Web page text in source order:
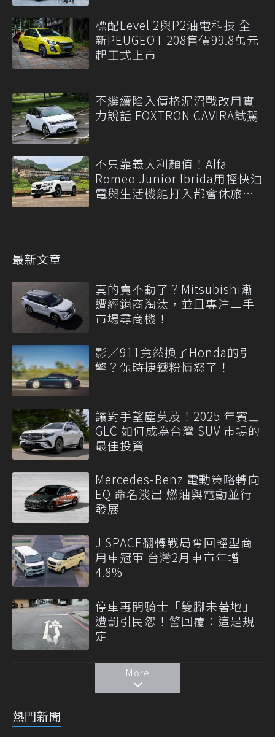
標配Level 2與P2油電科技 全
新PEUGEOT 208售價99.8萬元
起正式上市
不繼續陷入價格泥沼戰改用實
力說話 FOXTRON CAVIRA試駕
不只靠義大利顏值！Alfa
Romeo Junior Ibrida用輕快油
電與生活機能打入都會休旅市
最新文章
真的賣不動了？Mitsubishi漸
遭經銷商淘汰，並且專注二手
市場尋商機！
影／911竟然換了Honda的引
擎？保時捷鐵粉憤怒了！
讓對手望塵莫及！2025 年賓士
GLC 如何成為台灣 SUV 市場的
最佳投資
Mercedes-Benz 電動策略轉向
EQ 命名淡出 燃油與電動並行
發展
J SPACE翻轉戰局奪回輕型商
用車冠軍 台灣2月車市年增
4.8%
停車再開騎士「雙腳未著地」
遭罰引民怨！警回覆：這是規
定
More
熱門新聞